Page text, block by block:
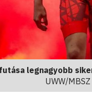
legnagyobb
UWW/MBSZ